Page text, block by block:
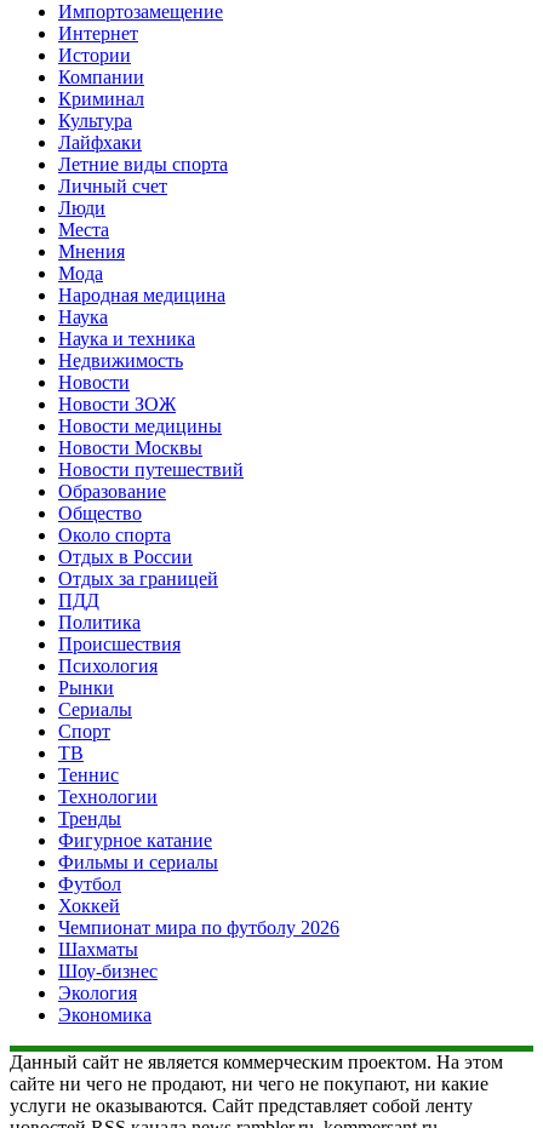
Импортозамещение
Интернет
Истории
Компании
Криминал
Культура
Лайфхаки
Летние виды спорта
Личный счет
Люди
Места
Мнения
Мода
Народная медицина
Наука
Наука и техника
Недвижимость
Новости
Новости ЗОЖ
Новости медицины
Новости Москвы
Новости путешествий
Образование
Общество
Около спорта
Отдых в России
Отдых за границей
ПДД
Политика
Происшествия
Психология
Рынки
Сериалы
Спорт
ТВ
Теннис
Технологии
Тренды
Фигурное катание
Фильмы и сериалы
Футбол
Хоккей
Чемпионат мира по футболу 2026
Шахматы
Шоу-бизнес
Экология
Экономика
Данный сайт не является коммерческим проектом. На этом
сайте ни чего не продают, ни чего не покупают, ни какие
услуги не оказываются. Сайт представляет собой ленту